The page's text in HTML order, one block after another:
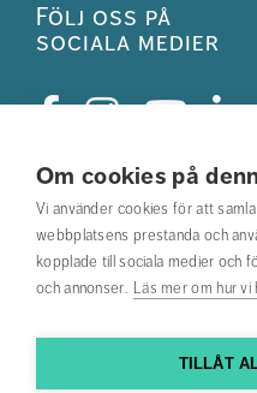
Om cookies på
Vi använder cookies för att
webbplatsens prestanda och
kopplade till sociala medier och
och annonser. Läs mer om hur
TILLÅT
Följ oss på
sociala medier
Studentkåren
Hitta din utbildning
Hitta medarbetare